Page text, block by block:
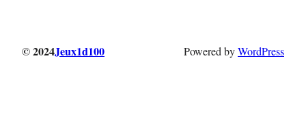
© 2024Jeux1d100 Powered byWordPress